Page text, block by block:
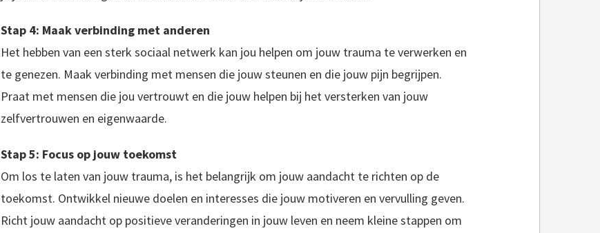
Stap 4: Maak verbinding met anderen
Het hebben van een sterk sociaal netwerk kan jou helpen om jouw trauma te verwerken en
te genezen. Maak verbinding met mensen die jouw steunen en die jouw pijn begrijpen.
Praat met mensen die jou vertrouwt en die jouw helpen bij het versterken van jouw
zelfvertrouwen en eigenwaarde.
Stap 5: Focus op jouw toekomst
Om los te laten van jouw trauma, is het belangrijk om jouw aandacht te richten op de
toekomst. Ontwikkel nieuwe doelen en interesses die jouw motiveren en vervulling geven.
Richt jouw aandacht op positieve veranderingen in jouw leven en neem kleine stappen om